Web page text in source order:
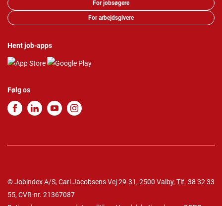
For jobsøgere
For arbejdsgivere
Hent job-apps
Følg os
© Jobindex A/S, Carl Jacobsens Vej 29-31, 2500 Valby, Tlf. 38 32 33
55, CVR-nr. 21367087